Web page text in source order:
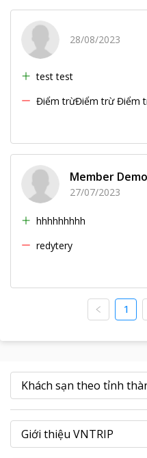
28/08/2023
test test
Điểm trừĐiểm trừ Điểm
Member Demo
27/07/2023
hhhhhhhhh
redytery
1